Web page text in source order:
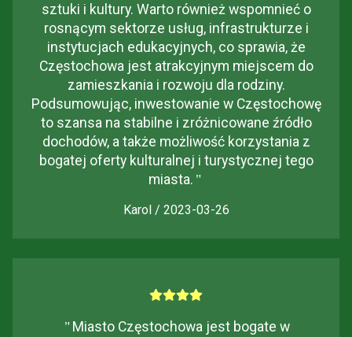
sztuki i kultury. Warto również wspomnieć o
rosnącym sektorze usług, infrastrukturze i
instytucjach edukacyjnych, co sprawia, że
Częstochowa jest atrakcyjnym miejscem do
zamieszkania i rozwoju dla rodziny.
Podsumowując, inwestowanie w Częstochowę
to szansa na stabilne i zróżnicowane źródło
dochodów, a także możliwość korzystania z
bogatej oferty kulturalnej i turystycznej tego
miasta. "
Karol / 2023-03-26
" Miasto Częstochowa jest bogate w